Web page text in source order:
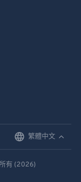
繁體中文
有 (2026)